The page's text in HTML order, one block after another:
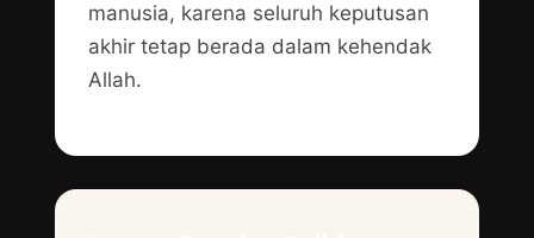
manusia, karena seluruh keputusan
akhir tetap berada dalam kehendak
Allah.